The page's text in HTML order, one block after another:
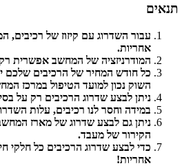
תנאים
עבור השדרוג עם קיזוז של רכיבים,
אחריות.
המודרניזציה של המחשב אפשרית רק
השוק נכון למועד הטיפול במרכז
ניתן לבצע שדרוג הרכיבים רק על
במידה וחסר לנו רכיבים, עלות
ניתן גם לבצע שדרוג של מארז
הקירור של מעבד.
כדי לבצע שדרוג הרכיבים כל חלקי
אחריות!